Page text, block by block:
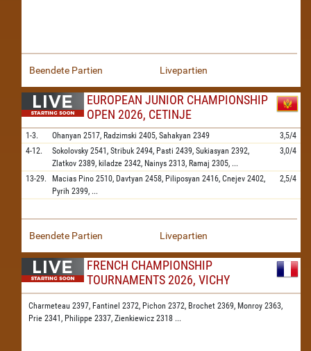
Beendete Partien Livepartien
EUROPEAN JUNIOR CHAMPIONSHIP
OPEN 2026, CETINJE
1-3. Ohanyan 2517, Radzimski 2405, Sahakyan 2349
3,5/4
4-12.
Sokolovsky 2541, Stribuk 2494, Pasti 2439, Sukiasyan 2392,
Zlatkov 2389, kiladze 2342, Nainys 2313, Ramaj 2305, ...
3,0/4
13-29. Macias Pino 2510, Davtyan 2458, Piliposyan 2416, Cnejev 2402,
Pyrih 2399, ...
2,5/4
Beendete Partien Livepartien
FRENCH CHAMPIONSHIP
TOURNAMENTS 2026, VICHY
Charmeteau 2397, Fantinel 2372, Pichon 2372, Brochet 2369, Monroy 2363,
Prie 2341, Philippe 2337, Zienkiewicz 2318 ...